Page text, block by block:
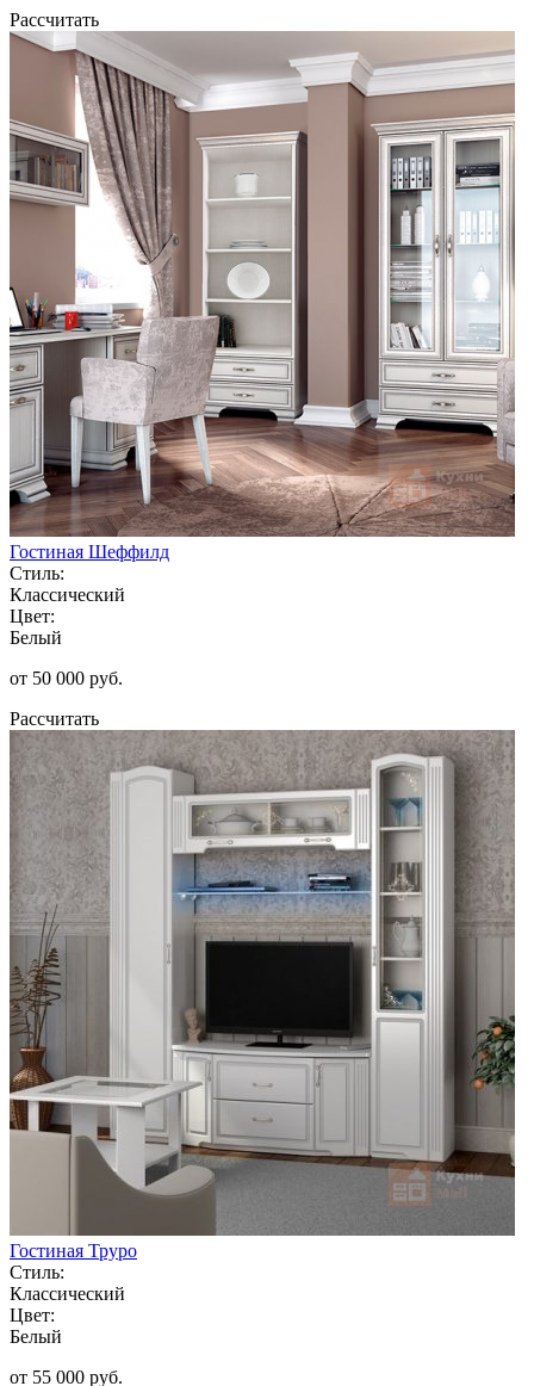
Рассчитать
Гостиная Шеффилд
Стиль:
Классический
Цвет:
Белый
от 50 000 руб.
Рассчитать
Гостиная Труро
Стиль:
Классический
Цвет:
Белый
от 55 000 руб.